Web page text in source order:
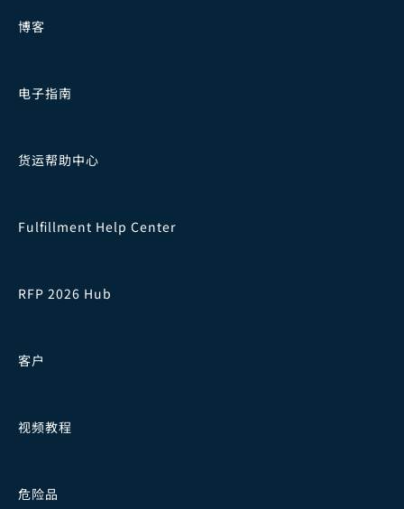
博客
电子指南
货运帮助中心
Fulfillment Help Center
RFP 2026 Hub
客户
视频教程
危险品